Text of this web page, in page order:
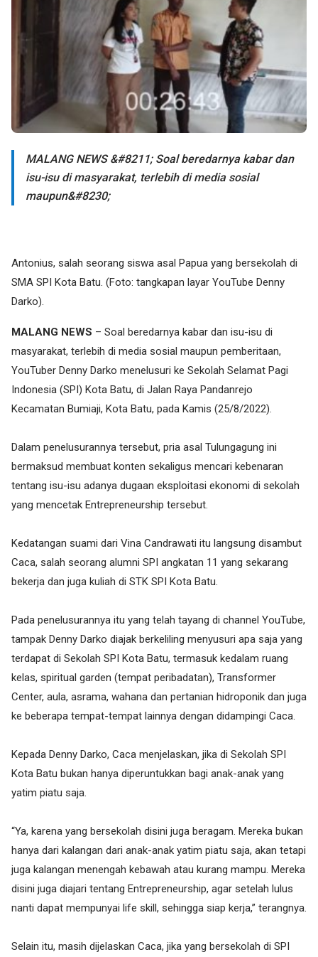
MALANG NEWS &#8211; Soal beredarnya kabar dan
isu-isu di masyarakat, terlebih di media sosial
maupun&#8230;
Antonius, salah seorang siswa asal Papua yang bersekolah di
SMA SPI Kota Batu. (Foto: tangkapan layar YouTube Denny
Darko).
MALANG NEWS – Soal beredarnya kabar dan isu-isu di
masyarakat, terlebih di media sosial maupun pemberitaan,
YouTuber Denny Darko menelusuri ke Sekolah Selamat Pagi
Indonesia (SPI) Kota Batu, di Jalan Raya Pandanrejo
Kecamatan Bumiaji, Kota Batu, pada Kamis (25/8/2022).
Dalam penelusurannya tersebut, pria asal Tulungagung ini
bermaksud membuat konten sekaligus mencari kebenaran
tentang isu-isu adanya dugaan eksploitasi ekonomi di sekolah
yang mencetak Entrepreneurship tersebut.
Kedatangan suami dari Vina Candrawati itu langsung disambut
Caca, salah seorang alumni SPI angkatan 11 yang sekarang
bekerja dan juga kuliah di STK SPI Kota Batu.
Pada penelusurannya itu yang telah tayang di channel YouTube,
tampak Denny Darko diajak berkeliling menyusuri apa saja yang
terdapat di Sekolah SPI Kota Batu, termasuk kedalam ruang
kelas, spiritual garden (tempat peribadatan), Transformer
Center, aula, asrama, wahana dan pertanian hidroponik dan juga
ke beberapa tempat-tempat lainnya dengan didampingi Caca.
Kepada Denny Darko, Caca menjelaskan, jika di Sekolah SPI
Kota Batu bukan hanya diperuntukkan bagi anak-anak yang
yatim piatu saja.
“Ya, karena yang bersekolah disini juga beragam. Mereka bukan
hanya dari kalangan dari anak-anak yatim piatu saja, akan tetapi
juga kalangan menengah kebawah atau kurang mampu. Mereka
disini juga diajari tentang Entrepreneurship, agar setelah lulus
nanti dapat mempunyai life skill, sehingga siap kerja,” terangnya.
Selain itu, masih dijelaskan Caca, jika yang bersekolah di SPI